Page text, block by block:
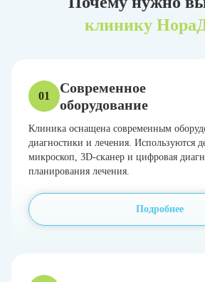
клинику
01
Современное
оборудование
Клиника оснащена современным
диагностики и лечения. Используются
микроскоп, 3D-сканер и цифровая
планирования лечения.
Подробнее